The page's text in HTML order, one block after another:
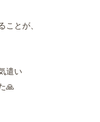
ことが、
遣い
🙏